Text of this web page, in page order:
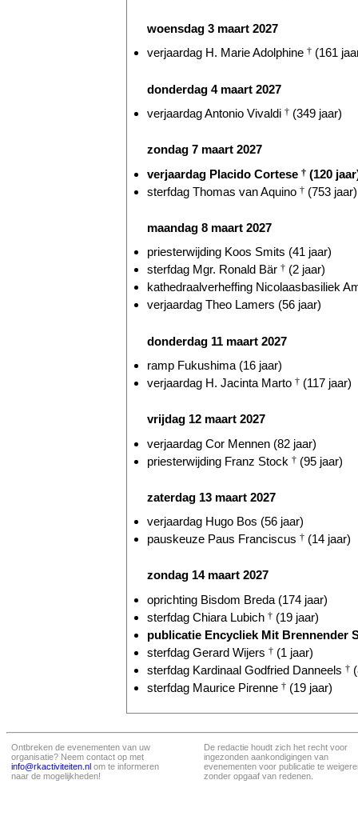
woensdag 3 maart 2027
verjaardag H. Marie Adolphine † (161
donderdag 4 maart 2027
verjaardag Antonio Vivaldi † (349 jaar)
zondag 7 maart 2027
verjaardag Placido Cortese † (120
sterfdag Thomas van Aquino † (753 jaar)
maandag 8 maart 2027
priesterwijding Koos Smits (41 jaar)
sterfdag Mgr. Ronald Bär † (2 jaar)
kathedraalverheffing Nicolaasbasiliek
verjaardag Theo Lamers (56 jaar)
donderdag 11 maart 2027
ramp Fukushima (16 jaar)
verjaardag H. Jacinta Marto † (117 jaar)
vrijdag 12 maart 2027
verjaardag Cor Mennen (82 jaar)
priesterwijding Franz Stock † (95 jaar)
zaterdag 13 maart 2027
verjaardag Hugo Bos (56 jaar)
pauskeuze Paus Franciscus † (14 jaar)
zondag 14 maart 2027
oprichting Bisdom Breda (174 jaar)
sterfdag Chiara Lubich † (19 jaar)
publicatie Encycliek Mit Brennender
sterfdag Gerard Wijers † (1 jaar)
sterfdag Kardinaal Godfried Danneels †
sterfdag Maurice Pirenne † (19 jaar)
Ontbreken de evenementen van uw
organisatie? Neem contact op met
info@rkactiviteiten.nl om te informeren
naar de mogelijkheden!
De redactie houdt zich het recht voor
ingezonden aankondigingen van
evenementen voor publicatie te
zonder opgaaf van redenen.